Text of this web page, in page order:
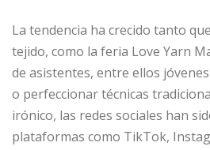
La tendencia ha crecido tanto
tejido, como la feria Love Yarn
de asistentes, entre ellos
o perfeccionar técnicas
irónico, las redes sociales han
plataformas como TikTok,